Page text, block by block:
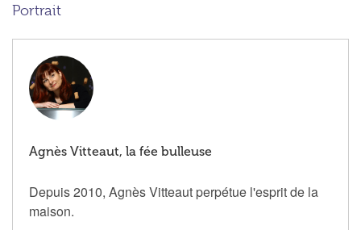
Portrait
Agnès Vitteaut, la fée bulleuse
Depuis 2010, Agnès Vitteaut perpétue l'esprit de la
maison.